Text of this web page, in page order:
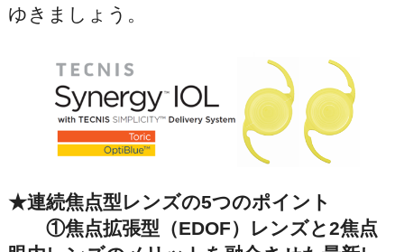
ゆきましょう。
★連続焦点型レンズの5つのポイント
①焦点拡張型（EDOF）レンズと2焦点